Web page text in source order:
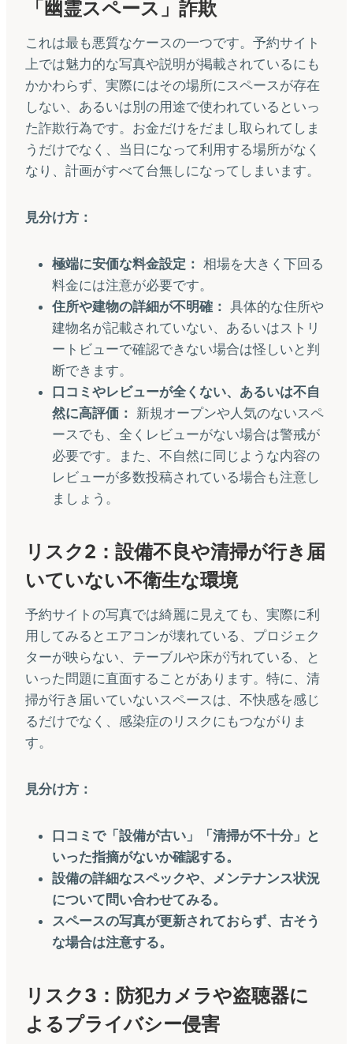
「幽霊スペース」詐欺
これは最も悪質なケースの一つです。予約サイト
上では魅力的な写真や説明が掲載されているにも
かかわらず、実際にはその場所にスペースが存在
しない、あるいは別の用途で使われているといっ
た詐欺行為です。お金だけをだまし取られてしま
うだけでなく、当日になって利用する場所がなく
なり、計画がすべて台無しになってしまいます。
見分け方：
極端に安価な料金設定： 相場を大きく下回る
料金には注意が必要です。
住所や建物の詳細が不明確： 具体的な住所や
建物名が記載されていない、あるいはストリ
ートビューで確認できない場合は怪しいと判
断できます。
口コミやレビューが全くない、あるいは不自
然に高評価： 新規オープンや人気のないスペ
ースでも、全くレビューがない場合は警戒が
必要です。また、不自然に同じような内容の
レビューが多数投稿されている場合も注意し
ましょう。
リスク2：設備不良や清掃が行き届
いていない不衛生な環境
予約サイトの写真では綺麗に見えても、実際に利
用してみるとエアコンが壊れている、プロジェク
ターが映らない、テーブルや床が汚れている、と
いった問題に直面することがあります。特に、清
掃が行き届いていないスペースは、不快感を感じ
るだけでなく、感染症のリスクにもつながりま
す。
見分け方：
口コミで「設備が古い」「清掃が不十分」と
いった指摘がないか確認する。
設備の詳細なスペックや、メンテナンス状況
について問い合わせてみる。
スペースの写真が更新されておらず、古そう
な場合は注意する。
リスク3：防犯カメラや盗聴器に
よるプライバシー侵害